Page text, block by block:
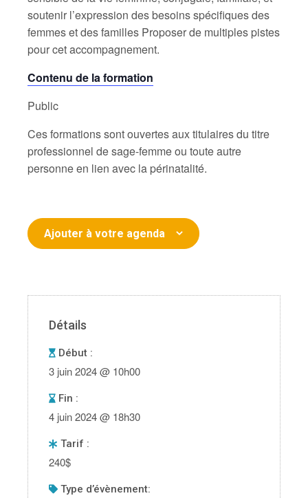
soutenir l’expression des besoins spécifiques des
femmes et des familles Proposer de multiples pistes
pour cet accompagnement.
Contenu de la formation
Public
Ces formations sont ouvertes aux titulaires du titre
professionnel de sage-femme ou toute autre
personne en lien avec la périnatalité.
Ajouter à votre agenda
Détails
Début :
3 juin 2024 @ 10h00
Fin :
4 juin 2024 @ 18h30
Tarif :
240$
type d’évènement: